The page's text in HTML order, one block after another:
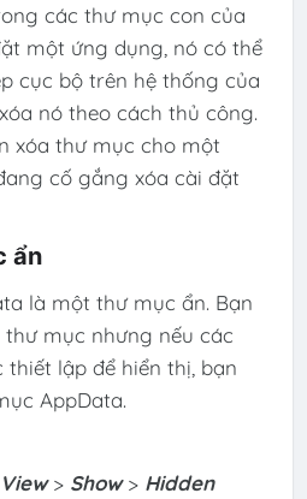
các thư mục con của
một ứng dụng, nó có thể
cục bộ trên hệ thống của
nó theo cách thủ công.
xóa thư mục cho một
cố gắng xóa cài đặt
ẩn
là một thư mục ẩn. Bạn
mục nhưng nếu các
lập để hiển thị, bạn
AppData.
View> Show> Hidden